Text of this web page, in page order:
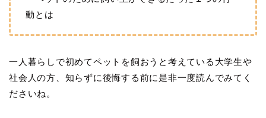
動とは
一人暮らしで初めてペットを飼おうと考えている大学生や
社会人の方、知らずに後悔する前に是非一度読んでみてく
ださいね。